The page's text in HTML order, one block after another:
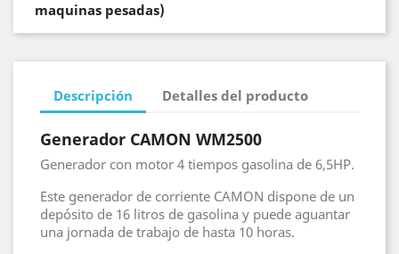
maquinas pesadas)
Descripción Detalles del producto
Generador CAMON WM2500
Generador con motor 4 tiempos gasolina de 6,5HP.
Este generador de corriente CAMON dispone de un
depósito de 16 litros de gasolina y puede aguantar
una jornada de trabajo de hasta 10 horas.